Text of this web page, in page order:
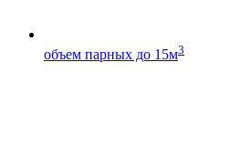
объем парных до 15м3